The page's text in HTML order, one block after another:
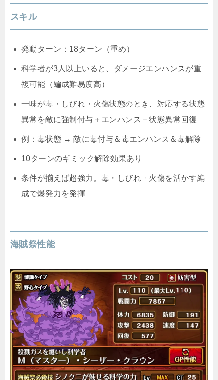
スキル
発動ターン：18ターン（重め）
科学者が3人以上いると、ダメージエンハンスが重
複可能（編成難易度高）
一味が毒・しびれ・火傷状態のとき、対応する状態
異常を敵に強制付与＋エンハンス＋状態異常回復
例：毒状態 → 敵に毒付与＆毒エンハンス＆毒解除
10ターンのギミック解除効果あり
条件が揃えば超強力。毒・しびれ・火傷を活かす編
成で爆発力を発揮
海賊祭性能